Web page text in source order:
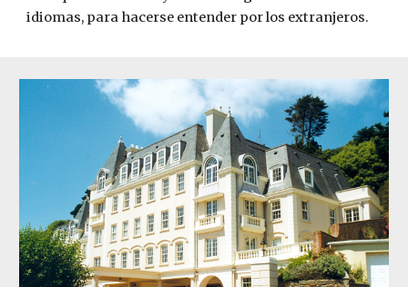
idiomas, para hacerse entender por los extranjeros.